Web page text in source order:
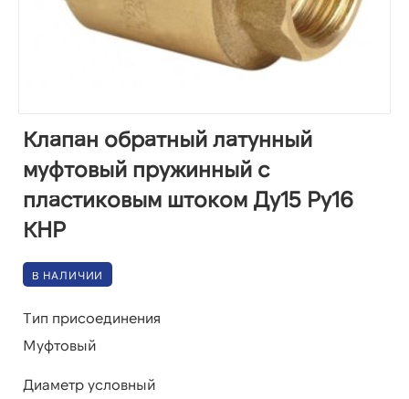
Клапан обратный латунный
муфтовый пружинный с
пластиковым штоком Ду15 Ру16
КНР
В НАЛИЧИИ
Тип присоединения
Муфтовый
Диаметр условный